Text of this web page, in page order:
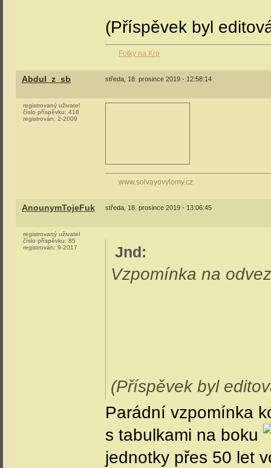
(Příspěvek byl
Fotky na Krp
Abdul_z_sb středa, 18. prosince 2019 - 12:58:14
registrovaný uživatel
číslo příspěvku: 418
registrován: 2-2009
www.solvayovylomy.cz
AnounymTojeFuk středa, 18. prosince 2019 - 13:06:45
registrovaný uživatel
číslo příspěvku: 85
registrován: 9-2017 Jnd:
Vzpomínka na
(Příspěvek byl
Parádní vzpomínka
s tabulkami na boku
jednotky přes 50 let